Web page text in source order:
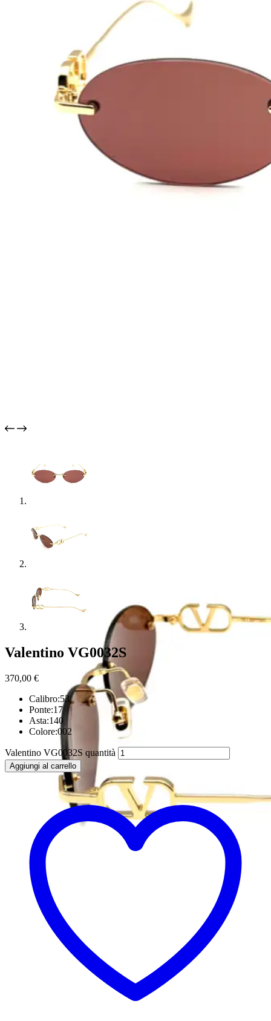
Valentino VG0032S
370,00 €
Calibro:53
Ponte:17
Asta:140
Colore:002
Valentino VG0032S quantità
Aggiungi al carrello